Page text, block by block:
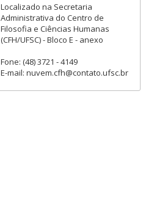
Localizado na Secretaria
Administrativa do Centro de
Filosofia e Ciências Humanas
(CFH/UFSC) - Bloco E - anexo
Fone: (48) 3721 - 4149
E-mail: nuvem.cfh@contato.ufsc.br